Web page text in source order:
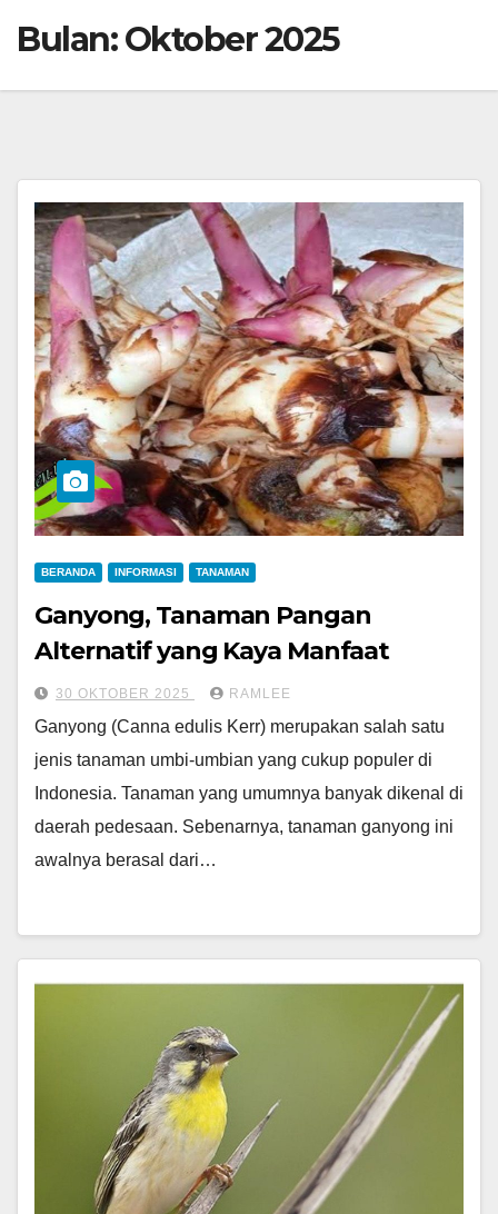
Bulan:Oktober 2025
BERANDA INFORMASI TANAMAN
Ganyong, Tanaman Pangan
Alternatif yang Kaya Manfaat
30 OKTOBER 2025 RAMLEE
Ganyong (Canna edulis Kerr) merupakan salah satu
jenis tanaman umbi-umbian yang cukup populer di
Indonesia. Tanaman yang umumnya banyak dikenal di
daerah pedesaan. Sebenarnya, tanaman ganyong ini
awalnya berasal dari…